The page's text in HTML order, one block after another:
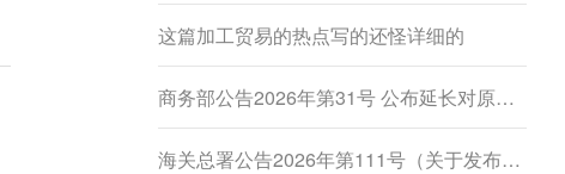
这篇加工贸易的热点写的还怪详细的
商务部公告2026年第31号 公布延长对原产于加拿大的进口豌豆淀粉反倾销调查期限决定
海关总署公告2026年第111号（关于发布《进出境动植物检疫处理监督管理工作规定》《进出境卫生处理监督管理工作规定》的公告）